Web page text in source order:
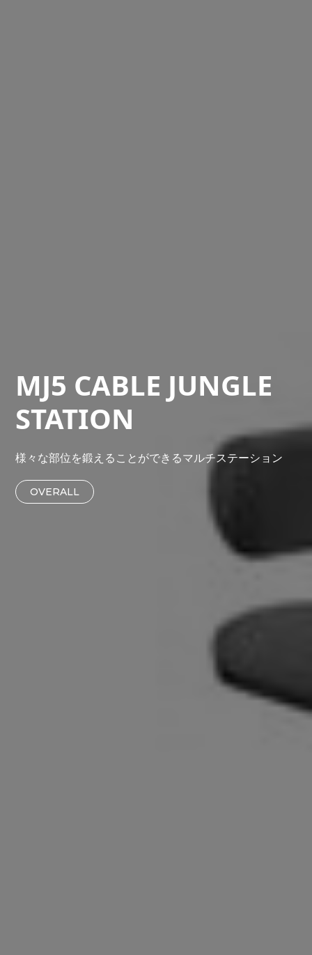
MJ5 CABLE JUNGLE
STATION
様々な部位を鍛えることができるマルチステーション
OVERALL